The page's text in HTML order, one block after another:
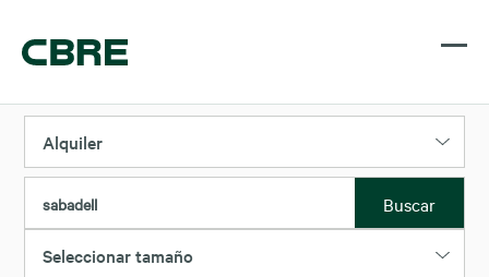
Alquiler
sabadell Buscar
Seleccionar tamaño